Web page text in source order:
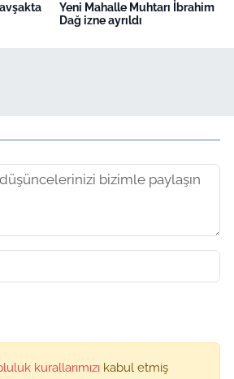
Yeni Mahalle Muhtarı İbrahim
Dağ izne ayrıldı
kurallarımızı kabul etmiş